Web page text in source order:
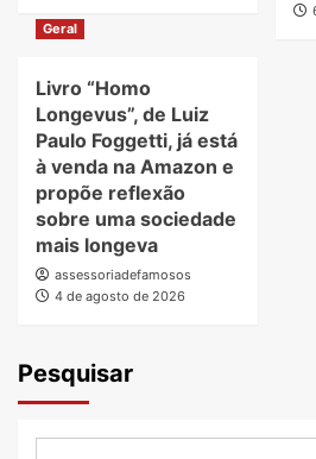
Geral
Livro “Homo
Longevus”, de Luiz
Paulo Foggetti, já está
à venda na Amazon e
propõe reflexão
sobre uma sociedade
mais longeva
assessoriadefamosos
4 de agosto de 2026
Pesquisar